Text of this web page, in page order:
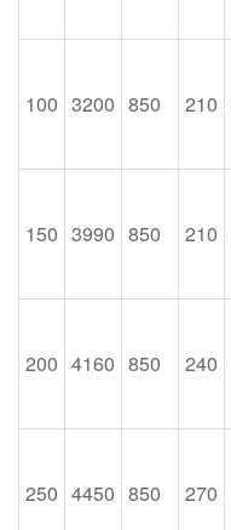
100 3200 850 210
150 3990 850 210
200 4160 850 240
250 4450 850 270